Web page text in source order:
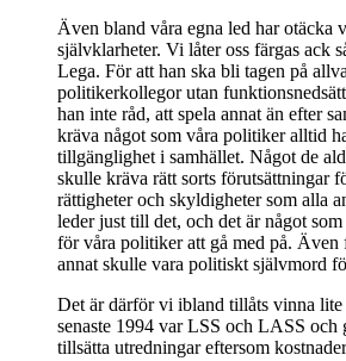
Även bland våra egna led har otäcka
självklarheter. Vi låter oss färgas ack
Lega. För att han ska bli tagen på
politikerkollegor utan
han inte råd, att spela annat än efter
kräva något som våra politiker alltid
tillgänglighet i samhället. Något de
skulle kräva rätt sorts förutsättningar
rättigheter och skyldigheter som alla
leder just till det, och det är något
för våra politiker att gå med på.
annat skulle vara politiskt självmord
Det är därför vi ibland tillåts vinna
senaste 1994 var LSS och LASS och
tillsätta utredningar eftersom